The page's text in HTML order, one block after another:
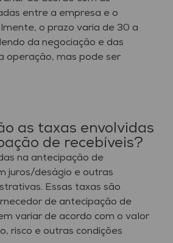
entre a empresa e o
o prazo varia de 30 a
da negociação e das
operação, mas pode ser
as taxas envolvidas
de recebíveis?
na antecipação de
juros/deságio e outras
Essas taxas são
de antecipação de
variar de acordo com o valor
risco e outras condições